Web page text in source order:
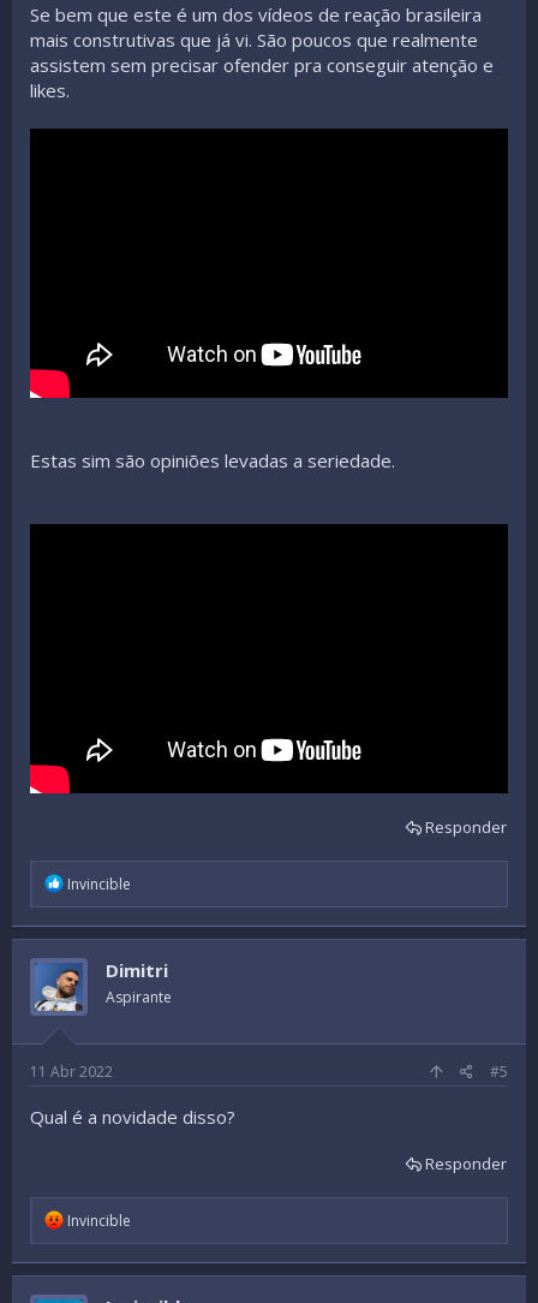
Se bem que este é um dos vídeos de reação brasileira
mais construtivas que já vi. São poucos que realmente
assistem sem precisar ofender pra conseguir atenção e
likes.
Estas sim são opiniões levadas a seriedade.
Responder
R
c
t
i
o
n
s
Invincible
Dimitri
Aspirante
11 Abr 2022 #5
Qual é a novidade disso?
Responder
R
c
t
Invincible